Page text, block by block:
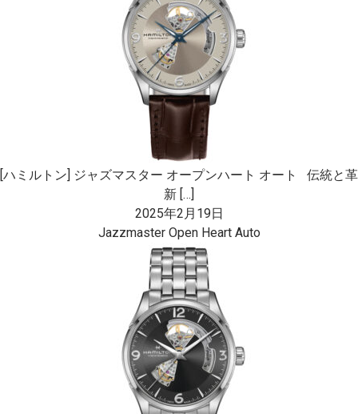
[ハミルトン] ジャズマスター オープンハート オート 伝統と革
新 […]
2025年2月19日
Jazzmaster Open Heart Auto